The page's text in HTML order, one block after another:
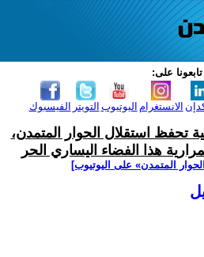
تابعونا على:
الفيسبوك التويتر اليوتيوب الانستغرام
تحفظ استقلال الحوار المتمدن،
هذا الفضاء اليساري الحر
المتمدن» على اليوتيوب]